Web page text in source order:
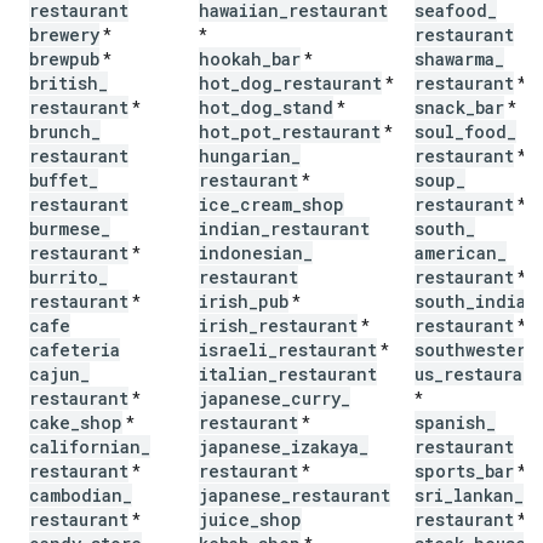
restaurant
brewery*
brewpub*
british
restaurant*
brunch
restaurant
buffet
restaurant
burmese
restaurant*
burrito
restaurant*
cafe
cafeteria
cajun
restaurant*
cake shop *
californian
restaurant*
cambodian
restaurant*
hawaiian restaurant
*
hookah bar*
hot dog restaurant*
hot dog stand *
hot pot restaurant*
hungarian
restaurant*
ice cream shop
indian restaurant
indonesian
restaurant
irish pub*
irish restaurant*
israeli restaurant*
italian restaurant
japanese curry
restaurant*
japanese izakaya
restaurant*
japanese restaurant
juice shop
seafood
restaurant
shawarma
restaurant*
snack bar*
soul food
restaurant*
soup
restaurant*
south
american
restaurant*
south indian
restaurant*
southwestern
us restaurant
*
spanish
restaurant
sports bar*
sri lankan
restaurant*